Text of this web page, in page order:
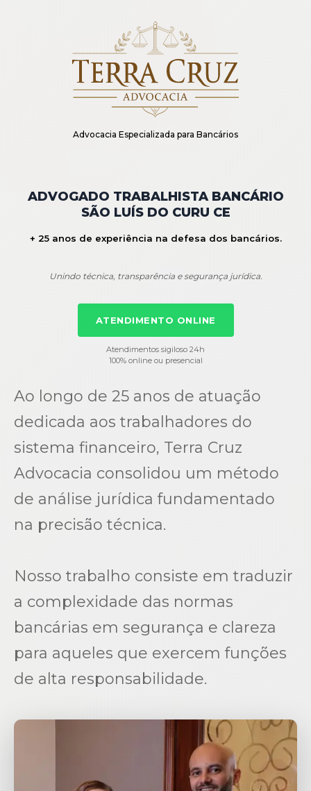
Advocacia Especializada para Bancários
ADVOGADO TRABALHISTA BANCÁRIO
SÃO LUÍS DO CURU CE
+ 25 anos de experiência na defesa dos bancários.
Unindo técnica, transparência e segurança jurídica.
ATENDIMENTO ONLINE
Atendimentos sigiloso 24h
100% online ou presencial
Ao longo de 25 anos de atuação
dedicada aos trabalhadores do
sistema financeiro, Terra Cruz
Advocacia consolidou um método
de análise jurídica fundamentado
na precisão técnica.
Nosso trabalho consiste em traduzir
a complexidade das normas
bancárias em segurança e clareza
para aqueles que exercem funções
de alta responsabilidade.